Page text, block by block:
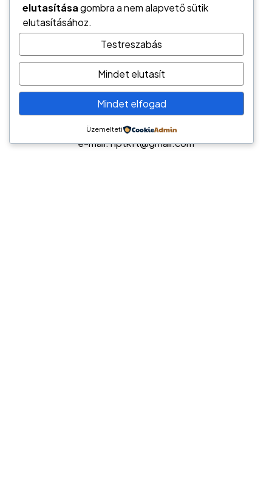
Németh László
Hírös Pénzügyi Tanácsadó
6000 Kecskemét, Tatár sor 6.
tel.: (+36) 70/944-2247
e-mail: hptkft@gmail.com
elutasításagombra a nem alapvető sütik
elutasításához.
Testreszabás
Mindet elutasít
Mindet elfogad
Üzemelteti